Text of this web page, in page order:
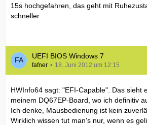
15s hochgefahren, das geht mit
schneller.
UEFI BIOS Windows 7
fafner 18. Juni 2012 um 12:15
HWInfo64 sagt: "EFI-Capable". Das sieht
meinem DQ67EP-Board, wo ich definitiv
Ich denke, Mausbedienung ist kein
Wirklich wissen tut man's nur, wenn es